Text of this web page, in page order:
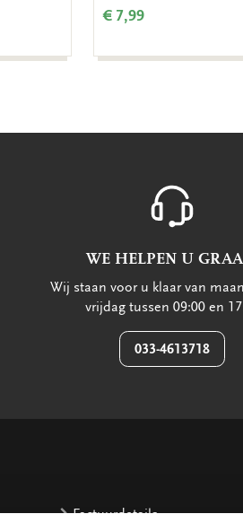
€ 7,99
WE HELPEN U
Wij staan voor u klaar van
vrijdag tussen 09:00 en
033-4613718